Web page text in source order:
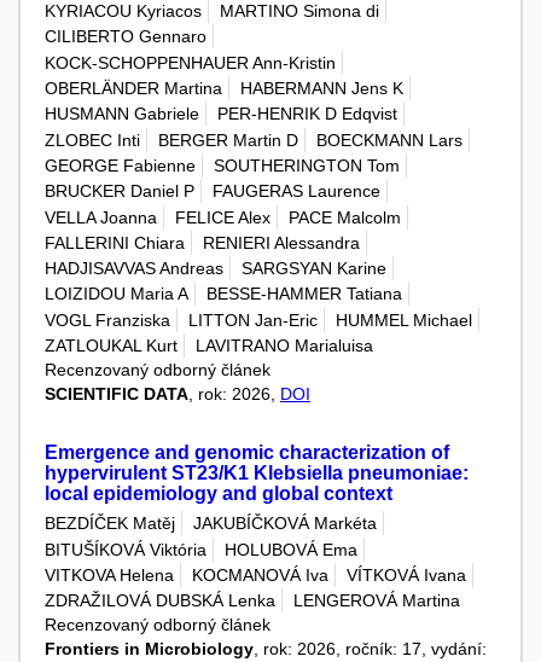
KYRIACOU Kyriacos
MARTINO Simona di
CILIBERTO Gennaro
KOCK-SCHOPPENHAUER Ann-Kristin
OBERLÄNDER Martina
HABERMANN Jens K
HUSMANN Gabriele
PER-HENRIK D Edqvist
ZLOBEC Inti
BERGER Martin D
BOECKMANN Lars
GEORGE Fabienne
SOUTHERINGTON Tom
BRUCKER Daniel P
FAUGERAS Laurence
VELLA Joanna
FELICE Alex
PACE Malcolm
FALLERINI Chiara
RENIERI Alessandra
HADJISAVVAS Andreas
SARGSYAN Karine
LOIZIDOU Maria A
BESSE-HAMMER Tatiana
VOGL Franziska
LITTON Jan-Eric
HUMMEL Michael
ZATLOUKAL Kurt
LAVITRANO Marialuisa
Recenzovaný odborný článek
SCIENTIFIC DATA , rok: 2026, DOI
Emergence and genomic characterization of
hypervirulent ST23/K1 Klebsiella pneumoniae:
local epidemiology and global context
BEZDÍČEK Matěj
JAKUBÍČKOVÁ Markéta
BITUŠÍKOVÁ Viktória
HOLUBOVÁ Ema
VITKOVA Helena
KOCMANOVÁ Iva
VÍTKOVÁ Ivana
ZDRAŽILOVÁ DUBSKÁ Lenka
LENGEROVÁ Martina
Recenzovaný odborný článek
Frontiers in Microbiology, rok: 2026, ročník: 17, vydání: